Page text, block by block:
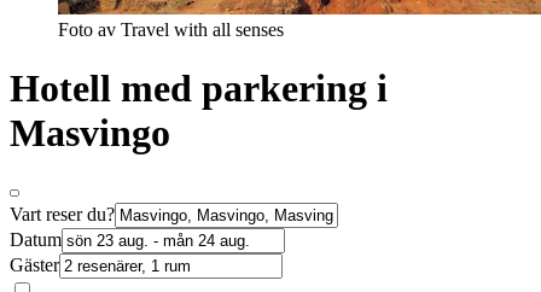
Foto av Travel with all senses
Hotell med parkering i
Masvingo
Vart reser du?
Datum
Gäster